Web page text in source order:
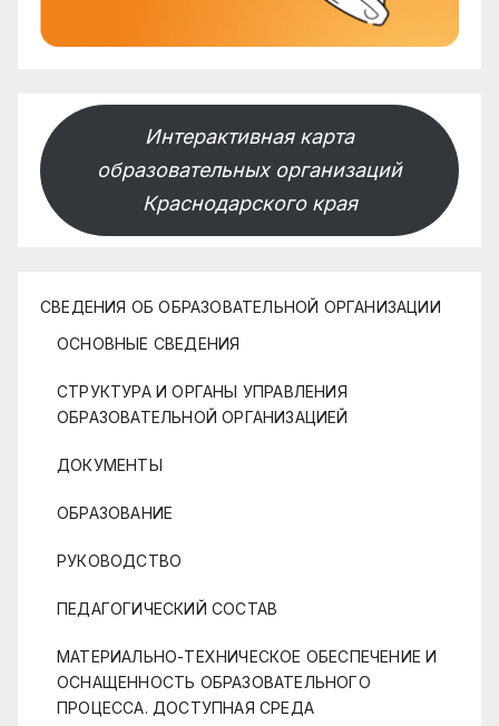
Интерактивная карта
образовательных организаций
Краснодарского края
СВЕДЕНИЯ ОБ ОБРАЗОВАТЕЛЬНОЙ ОРГАНИЗАЦИИ
ОСНОВНЫЕ СВЕДЕНИЯ
СТРУКТУРА И ОРГАНЫ УПРАВЛЕНИЯ
ОБРАЗОВАТЕЛЬНОЙ ОРГАНИЗАЦИЕЙ
ДОКУМЕНТЫ
ОБРАЗОВАНИЕ
РУКОВОДСТВО
ПЕДАГОГИЧЕСКИЙ СОСТАВ
МАТЕРИАЛЬНО-ТЕХНИЧЕСКОЕ ОБЕСПЕЧЕНИЕ И
ОСНАЩЕННОСТЬ ОБРАЗОВАТЕЛЬНОГО
ПРОЦЕССА. ДОСТУПНАЯ СРЕДА